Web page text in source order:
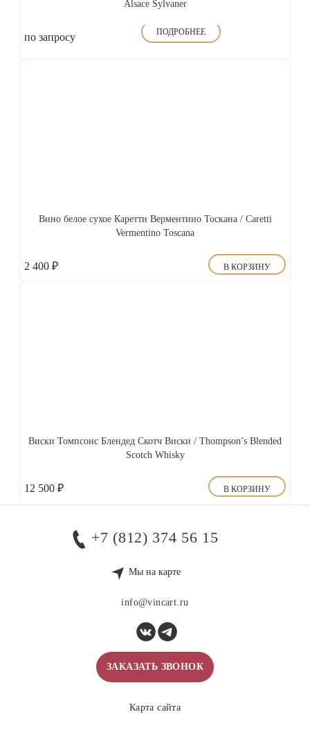
Alsace Sylvaner
по запросу ПОДРОБНЕЕ
Вино белое сухое Каретти Верментино Тоскана / Caretti
Vermentino Toscana
2 400 ₽ В КОРЗИНУ
Виски Томпсонс Блендед Скотч Виски / Thompson’s Blended
Scotch Whisky
12 500 ₽ В КОРЗИНУ
+7 (812) 374 56 15
Мы на карте
info@vincart.ru
ЗАКАЗАТЬ ЗВОНОК
Карта сайта